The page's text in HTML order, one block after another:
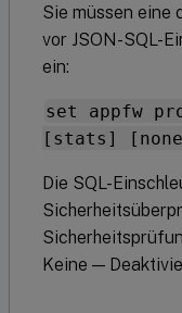
Sie müssen eine
vor JSON-SQL-
ein:
set appfw
[stats]
Die SQL-
Keine —